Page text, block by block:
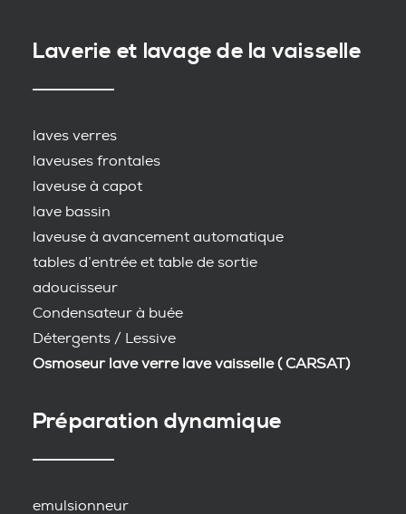
Laverie et lavage de la vaisselle
laves verres
laveuses frontales
laveuse à capot
lave bassin
laveuse à avancement automatique
tables d’entrée et table de sortie
adoucisseur
Condensateur à buée
Détergents / Lessive
Osmoseur lave verre lave vaisselle ( CARSAT)
Préparation dynamique
emulsionneur